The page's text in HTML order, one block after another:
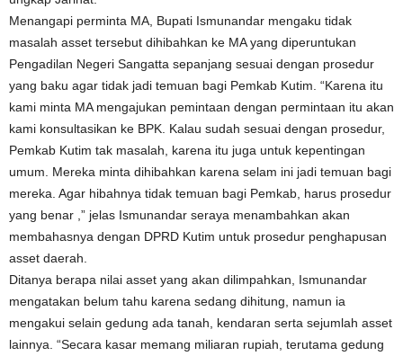
Menangapi perminta MA, Bupati Ismunandar mengaku tidak
masalah asset tersebut dihibahkan ke MA yang diperuntukan
Pengadilan Negeri Sangatta sepanjang sesuai dengan prosedur
yang baku agar tidak jadi temuan bagi Pemkab Kutim. “Karena itu
kami minta MA mengajukan pemintaan dengan permintaan itu akan
kami konsultasikan ke BPK. Kalau sudah sesuai dengan prosedur,
Pemkab Kutim tak masalah, karena itu juga untuk kepentingan
umum. Mereka minta dihibahkan karena selam ini jadi temuan bagi
mereka. Agar hibahnya tidak temuan bagi Pemkab, harus prosedur
yang benar ,” jelas Ismunandar seraya menambahkan akan
membahasnya dengan DPRD Kutim untuk prosedur penghapusan
asset daerah.
Ditanya berapa nilai asset yang akan dilimpahkan, Ismunandar
mengatakan belum tahu karena sedang dihitung, namun ia
mengakui selain gedung ada tanah, kendaran serta sejumlah asset
lainnya. “Secara kasar memang miliaran rupiah, terutama gedung